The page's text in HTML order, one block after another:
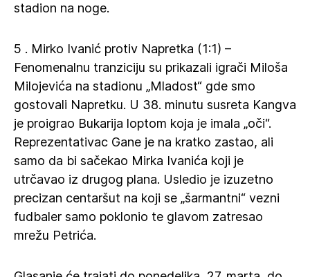
stadion na noge.
5 . Mirko Ivanić protiv Napretka (1:1) –
Fenomenalnu tranziciju su prikazali igrači Miloša
Milojevića na stadionu „Mladost“ gde smo
gostovali Napretku. U 38. minutu susreta Kangva
je proigrao Bukarija loptom koja je imala „oči“.
Reprezentativac Gane je na kratko zastao, ali
samo da bi sačekao Mirka Ivanića koji je
utrčavao iz drugog plana. Usledio je izuzetno
precizan centaršut na koji se „šarmantni“ vezni
fudbaler samo poklonio te glavom zatresao
mrežu Petrića.